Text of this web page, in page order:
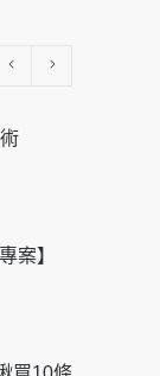
案】